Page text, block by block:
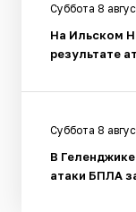
Суббота 8
На Ильском
результате
Суббота 8
В
атаки БПЛА